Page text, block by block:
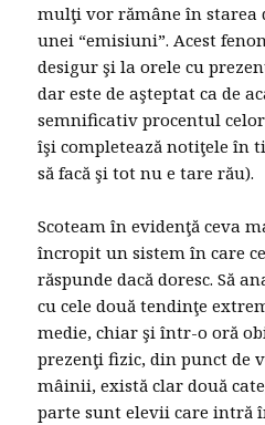
mulţi vor rămâne în starea
unei “emisiuni”. Acest
desigur şi la orele cu
dar este de aşteptat ca de
semnificativ procentul
îşi completează notiţele în
să facă şi tot nu e tare rău).
Scoteam în evidenţă ceva
încropit un sistem în care
răspunde dacă doresc. Să
cu cele două tendinţe
medie, chiar şi într-o oră
prezenţi fizic, din punct de
mâinii, există clar două
parte sunt elevii care intră